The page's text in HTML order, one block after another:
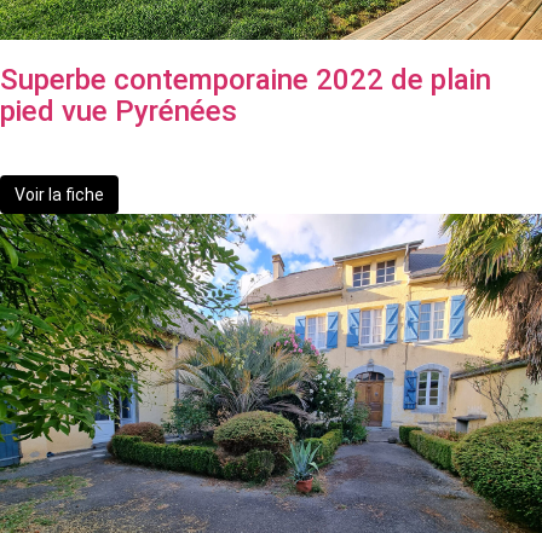
Superbe contemporaine 2022 de plain
pied vue Pyrénées
Voir la fiche